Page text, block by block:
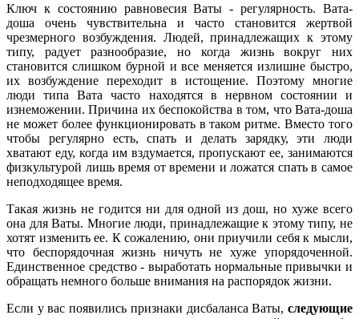
Ключ к состоянию равновесия Ваты - регулярность. Вата-
доша очень чувствительна и часто становится жертвой
чрезмерного возбуждения. Людей, принадлежащих к этому
типу, радует разнообразие, но когда жизнь вокруг них
становится слишком бурной и все меняется излишне быстро,
их возбуждение переходит в истощение. Поэтому многие
люди типа Вата часто находятся в нервном состоянии и
изнеможении. Причина их беспокойства в том, что Вата-доша
не может более функционировать в таком ритме. Вместо того
чтобы регулярно есть, спать и делать зарядку, эти люди
хватают еду, когда им вздумается, пропускают ее, занимаются
физкультурой лишь время от времени и ложатся спать в самое
неподходящее время.
Такая жизнь не годится ни для одной из дош, но хуже всего
она для Ваты. Многие люди, принадлежащие к этому типу, не
хотят изменить ее. К сожалению, они приучили себя к мысли,
что беспорядочная жизнь ничуть не хуже упорядоченной.
Единственное средство - выработать нормальные привычки и
обращать немного больше внимания на распорядок жизни.
Если у вас появились признаки дисбаланса Ваты, следующие